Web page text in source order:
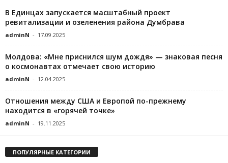
В Единцах запускается масштабный проект
ревитализации и озеленения района Думбрава
adminN - 17.09.2025
Молдова: «Мне приснился шум дождя» — знаковая песня
о космонавтах отмечает свою историю
adminN - 12.04.2025
Отношения между США и Европой по-прежнему
находится в «горячей точке»
adminN - 19.11.2025
ПОПУЛЯРНЫЕ КАТЕГОРИИ